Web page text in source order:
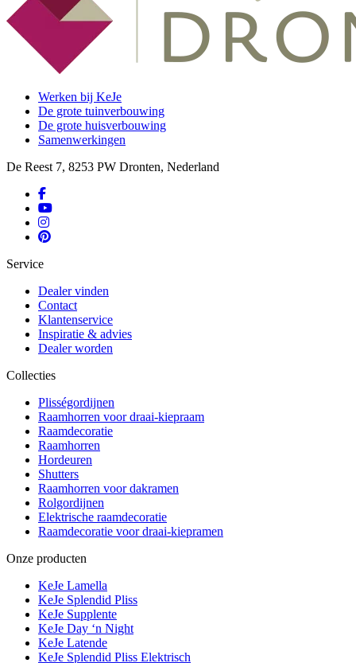
Werken bij KeJe
De grote tuinverbouwing
De grote huisverbouwing
Samenwerkingen
De Reest 7, 8253 PW Dronten, Nederland
Service
Dealer vinden
Contact
Klantenservice
Inspiratie & advies
Dealer worden
Collecties
Plisségordijnen
Raamhorren voor draai-kiepraam
Raamdecoratie
Raamhorren
Hordeuren
Shutters
Raamhorren voor dakramen
Rolgordijnen
Elektrische raamdecoratie
Raamdecoratie voor draai-kiepramen
Onze producten
KeJe Lamella
KeJe Splendid Pliss
KeJe Supplente
KeJe Day ‘n Night
KeJe Latende
KeJe Splendid Pliss Elektrisch